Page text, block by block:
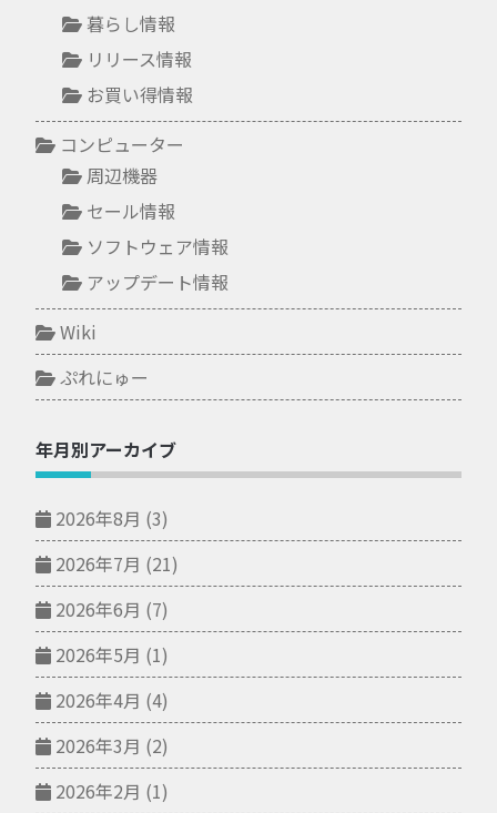
暮らし情報
リリース情報
お買い得情報
コンピューター
周辺機器
セール情報
ソフトウェア情報
アップデート情報
Wiki
ぷれにゅー
年月別アーカイブ
2026年8月 (3)
2026年7月 (21)
2026年6月 (7)
2026年5月 (1)
2026年4月 (4)
2026年3月 (2)
2026年2月 (1)